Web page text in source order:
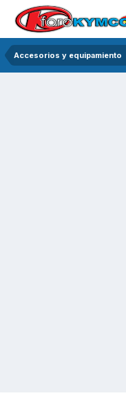
Accesorios y equipamiento